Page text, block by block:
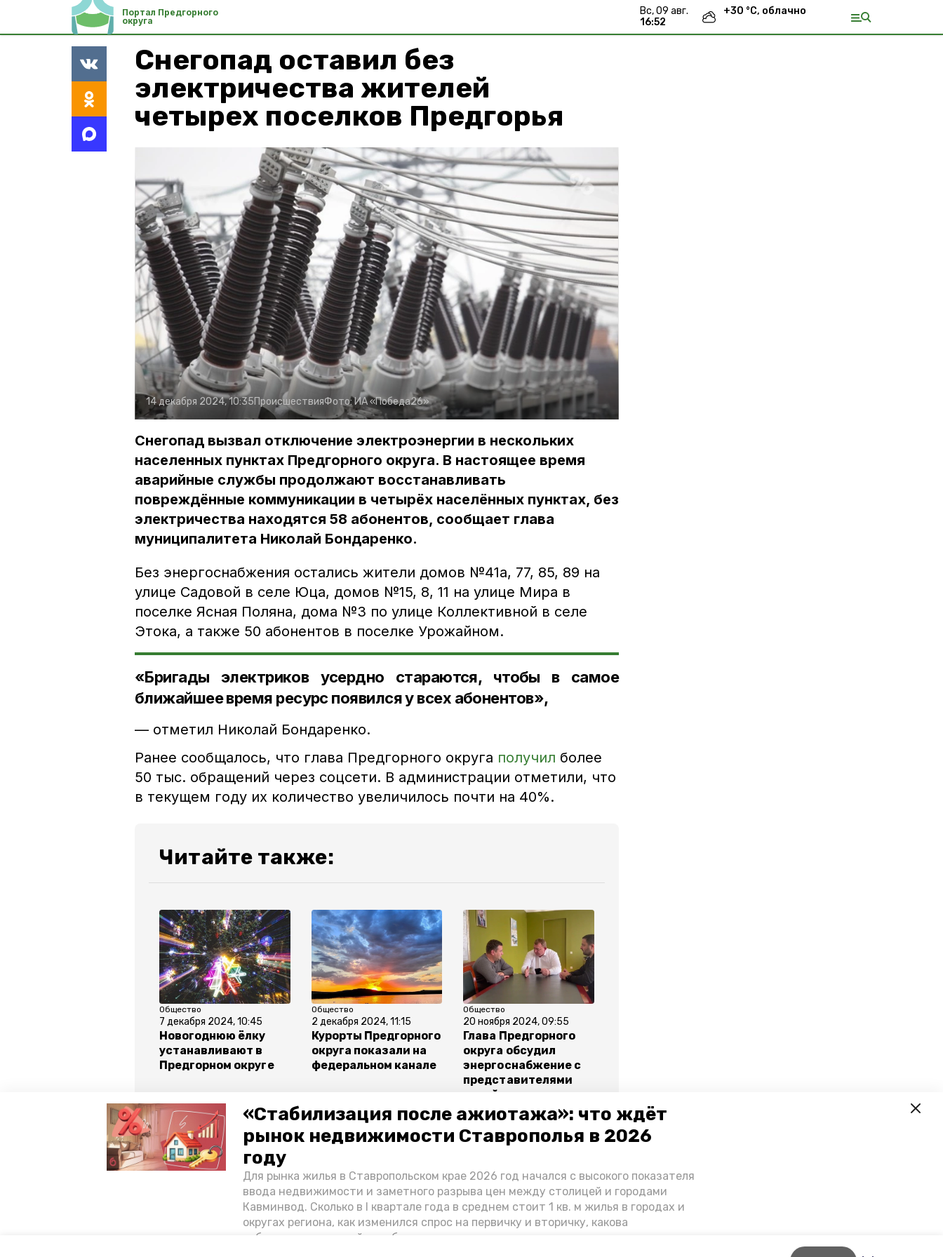
«Стабилизация после ажиотажа»: что ждёт
рынок недвижимости Ставрополья в 2026
году
Для рынка жилья в Ставропольском крае 2026 год начался с высокого показателя
ввода недвижимости и заметного разрыва цен между столицей и городами
Кавминвод. Сколько в I квартале года в среднем стоит 1 кв. м жилья в городах и
округах региона, как изменился спрос на первичку и вторичку, какова
себестоимость стройки собственного жилья в этом году и какие прогнозы о
Портал Предгорного
округа
вс, 09 авг.
16:52
+30 °С, облачно
Снегопад оставил без
электричества жителей
четырех поселков Предгорья
14 декабря 2024, 10:35ПроисшествияФото:ИА «Победа26»
Снегопад вызвал отключение электроэнергии в нескольких
населенных пунктах Предгорного округа. В настоящее время
аварийные службы продолжают восстанавливать
повреждённые коммуникации в четырёх населённых пунктах, без
электричества находятся 58 абонентов, сообщает глава
муниципалитета Николай Бондаренко.
Без энергоснабжения остались жители домов №41а, 77, 85, 89 на
улице Садовой в селе Юца, домов №15, 8, 11 на улице Мира в
поселке Ясная Поляна, дома №3 по улице Коллективной в селе
Этока, а также 50 абонентов в поселке Урожайном.
«Бригады электриков усердно стараются, чтобы в самое
ближайшее время ресурс появился у всех абонентов»,
— отметил Николай Бондаренко.
Ранее сообщалось, что глава Предгорного округа получил более
50 тыс. обращений через соцсети. В администрации отметили, что
в текущем году их количество увеличилось почти на 40%.
Читайте также:
Общество
7 декабря 2024, 10:45
Новогоднюю ёлку
устанавливают в
Предгорном округе
Общество
2 декабря 2024, 11:15
Курорты Предгорного
округа показали на
федеральном канале
Общество
20 ноября 2024, 09:55
Глава Предгорного
округа обсудил
энергоснабжение с
представителями
сетей
Все новости
ставропольский край отключение электричества